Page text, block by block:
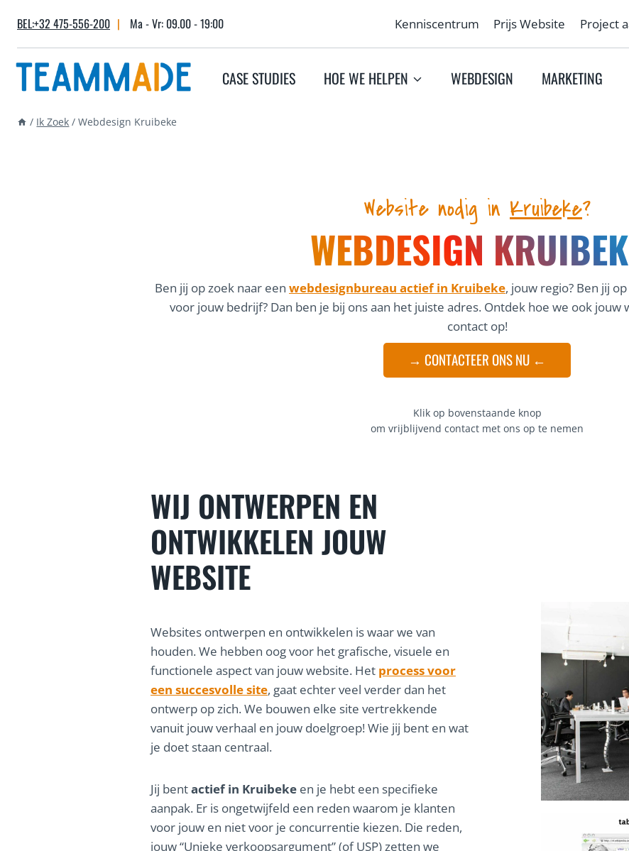
content
BEL:+32 475-556-200 | Ma - Vr: 09.00 - 19:00 Kenniscentrum Prijs Website Project
CASE STUDIES HOE WE HELPEN WEBDESIGN MARKETING
/ Ik Zoek / Webdesign Kruibeke
Website nodig in Kruibeke?
WEBDESIGN
Ben jij op zoek naar een webdesignbureau actief in Kruibeke, jouw regio? Ben jij
voor jouw bedrijf? Dan ben je bij ons aan het juiste adres. Ontdek hoe we ook
contact op!
→ CONTACTEER ONS NU ←
Klik op bovenstaande knop
om vrijblijvend contact met ons op te nemen
WIJ ONTWERPEN EN
ONTWIKKELEN JOUW
WEBSITE
Websites ontwerpen en ontwikkelen is waar we van
houden. We hebben oog voor het grafische, visuele en
functionele aspect van jouw website. Het process voor
een succesvolle site, gaat echter veel verder dan het
ontwerp op zich. We bouwen elke site vertrekkende
vanuit jouw verhaal en jouw doelgroep! Wie jij bent en wat
je doet staan centraal.
Jij bentactief in Kruibeke en je hebt een specifieke
aanpak. Er is ongetwijfeld een reden waarom je klanten
voor jouw en niet voor je concurrentie kiezen. Die reden,
jouw “Unieke verkoopsargument” (of USP) zetten we